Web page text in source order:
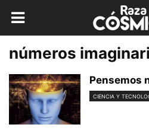
números
Pensemos
CIENCIA Y